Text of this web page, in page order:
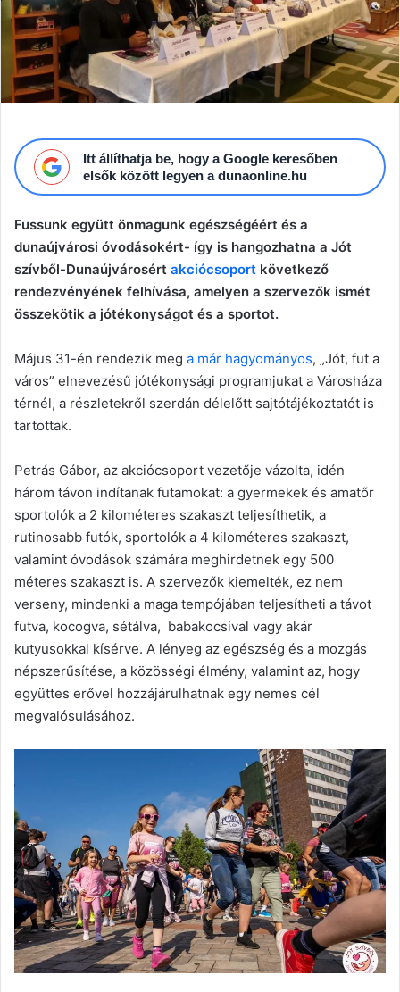
Itt állíthatja be, hogy a Google keresőben
elsők között legyen a dunaonline.hu
Fussunk együtt önmagunk egészségéért és a
dunaújvárosi óvodásokért- így is hangozhatna a Jót
szívből-Dunaújvárosért akciócsoport következő
rendezvényének felhívása, amelyen a szervezők ismét
összekötik a jótékonyságot és a sportot.
Május 31-én rendezik meg a már hagyományos, „Jót, fut a
város” elnevezésű jótékonysági programjukat a Városháza
térnél, a részletekről szerdán délelőtt sajtótájékoztatót is
tartottak.
Petrás Gábor, az akciócsoport vezetője vázolta, idén
három távon indítanak futamokat: a gyermekek és amatőr
sportolók a 2 kilométeres szakaszt teljesíthetik, a
rutinosabb futók, sportolók a 4 kilométeres szakaszt,
valamint óvodások számára meghirdetnek egy 500
méteres szakaszt is. A szervezők kiemelték, ez nem
verseny, mindenki a maga tempójában teljesítheti a távot
futva, kocogva, sétálva, babakocsival vagy akár
kutyusokkal kísérve. A lényeg az egészség és a mozgás
népszerűsítése, a közösségi élmény, valamint az, hogy
együttes erővel hozzájárulhatnak egy nemes cél
megvalósulásához.